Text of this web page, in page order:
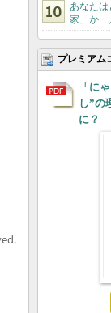
あなた
家」か「
プレミアム
「に
し”の
に？